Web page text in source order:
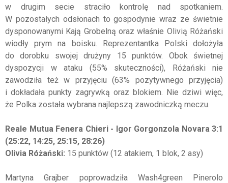
w drugim secie straciło kontrolę nad spotkaniem.
W pozostałych odsłonach to gospodynie wraz ze świetnie
dysponowanymi Kają Grobelną oraz właśnie Olivią Różański
wiodły prym na boisku. Reprezentantka Polski dołożyła
do dorobku swojej drużyny 15 punktów. Obok świetnej
dyspozycji w ataku (55% skuteczności), Różański nie
zawodziła też w przyjęciu (63% pozytywnego przyjęcia)
i dokładała punkty zagrywką oraz blokiem. Nie dziwi więc,
że Polka została wybrana najlepszą zawodniczką meczu.
Reale Mutua Fenera Chieri - Igor Gorgonzola Novara 3:1
(25:22, 14:25, 25:15, 28:26)
Olivia Różański: 15 punktów (12 atakiem, 1 blok, 2 asy)
Martyna Grajber poprowadziła Wash4green Pinerolo